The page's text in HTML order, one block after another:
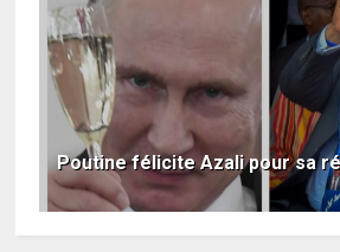
Poutine félicite Azali pour sa